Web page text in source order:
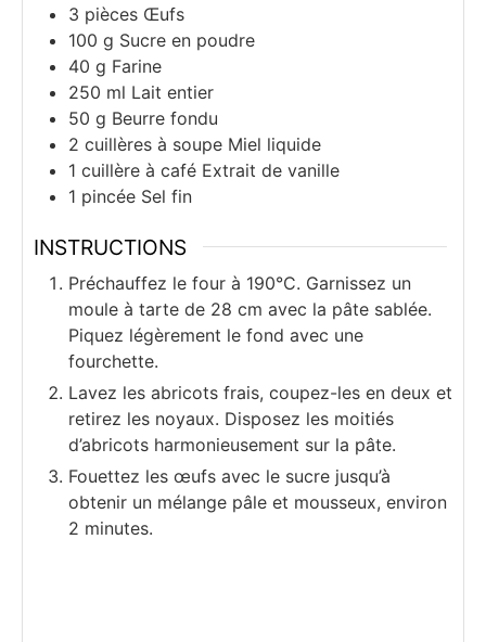
3 pièces Œufs
100 g Sucre en poudre
40 g Farine
250 ml Lait entier
50 g Beurre fondu
2 cuillères à soupe Miel liquide
1 cuillère à café Extrait de vanille
1 pincée Sel fin
INSTRUCTIONS
Préchauffez le four à 190°C. Garnissez un
moule à tarte de 28 cm avec la pâte sablée.
Piquez légèrement le fond avec une
fourchette.
Lavez les abricots frais, coupez-les en deux et
retirez les noyaux. Disposez les moitiés
d’abricots harmonieusement sur la pâte.
Fouettez les œufs avec le sucre jusqu’à
obtenir un mélange pâle et mousseux, environ
2 minutes.